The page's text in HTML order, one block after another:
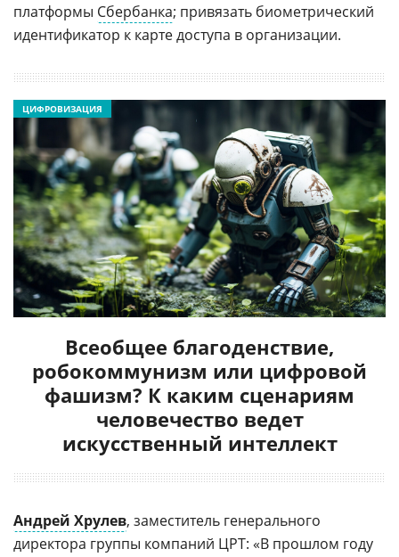
платформы Сбербанка; привязать биометрический
идентификатор к карте доступа в организации.
Всеобщее благоденствие,
робокоммунизм или цифровой
фашизм? К каким сценариям
человечество ведет
искусственный интеллект
ЦИФРОВИЗАЦИЯ
Андрей Хрулев, заместитель генерального
директора группы компаний ЦРТ: «В прошлом году